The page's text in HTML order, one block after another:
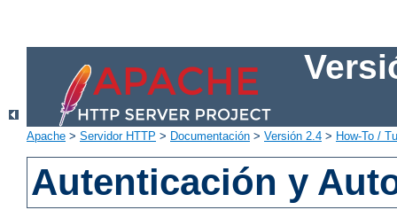
Apache > Servidor HTTP > Documentación > Versión 2.4 > How-To /
Autenticación y